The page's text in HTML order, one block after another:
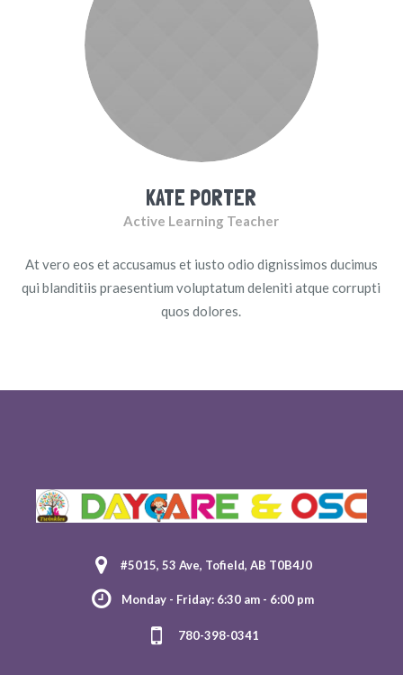
KATE PORTER
Active Learning Teacher
At vero eos et accusamus et iusto odio dignissimos ducimus
qui blanditiis praesentium voluptatum deleniti atque corrupti
quos dolores.
#5015, 53 Ave, Tofield, AB T0B4J0
Monday - Friday: 6:30 am - 6:00 pm
780-398-0341